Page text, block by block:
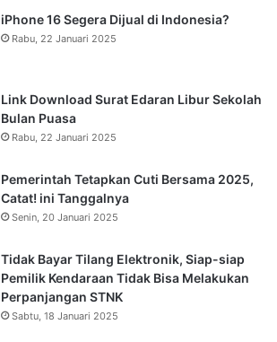
iPhone 16 Segera Dijual di Indonesia?
Rabu, 22 Januari 2025
Link Download Surat Edaran Libur Sekolah
Bulan Puasa
Rabu, 22 Januari 2025
Pemerintah Tetapkan Cuti Bersama 2025,
Catat! ini Tanggalnya
Senin, 20 Januari 2025
Tidak Bayar Tilang Elektronik, Siap-siap
Pemilik Kendaraan Tidak Bisa Melakukan
Perpanjangan STNK
Sabtu, 18 Januari 2025